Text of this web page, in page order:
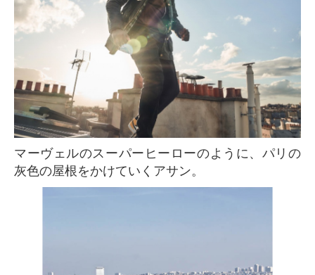
マーヴェルのスーパーヒーローのように、パリの
灰色の屋根をかけていくアサン。